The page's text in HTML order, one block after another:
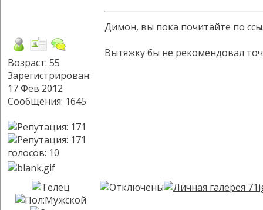
Возраст: 55
Зарегистрирован:
17 Фев 2012
Сообщения: 1645
голосов: 10
Димон, вы пока почитайте по
Вытяжку бы не рекомендовал